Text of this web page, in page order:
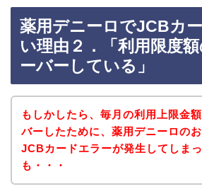
薬用デニーロでJCBカ
い理由２．「利用限度
ーバーしている」
もしかしたら、毎月の利用上限金
バーしたために、薬用デニーロの
JCBカードエラーが発生してしま
も・・・